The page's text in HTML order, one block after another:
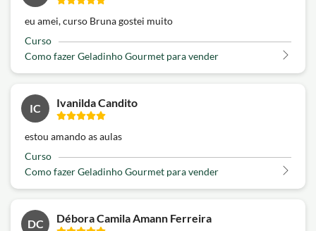
eu amei, curso Bruna gostei muito
Curso
Como fazer Geladinho Gourmet para vender
IC Ivanilda Candito
estou amando as aulas
Curso
Como fazer Geladinho Gourmet para vender
DC Débora Camila Amann Ferreira